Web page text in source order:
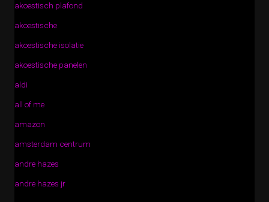
akoestisch plafond
akoestische
akoestische isolatie
akoestische panelen
aldi
all of me
amazon
amsterdam centrum
andre hazes
andre hazes jr